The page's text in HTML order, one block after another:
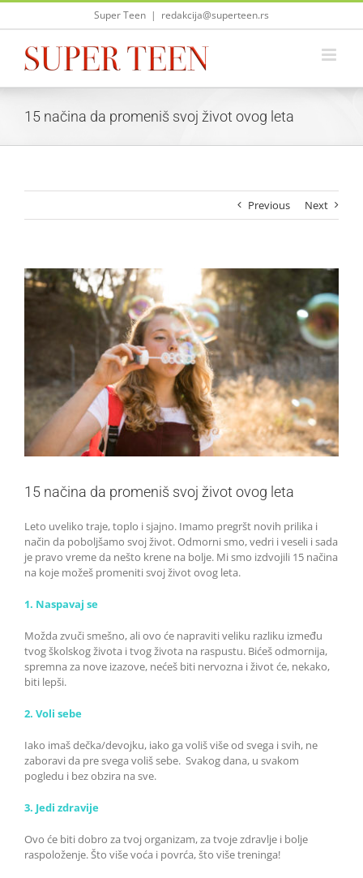
Skip
Super Teen | redakcija@superteen.rs
15 načina da promeniš svoj život ovog leta
Previous Next
View
Larger
15 načina da promeniš svoj život ovog leta
Leto uveliko traje, toplo i sjajno. Imamo pregršt novih prilika i
način da poboljšamo svoj život. Odmorni smo, vedri i veseli i sada
je pravo vreme da nešto krene na bolje. Mi smo izdvojili 15 načina
na koje možeš promeniti svoj život ovog leta.
1. Naspavaj se
Možda zvuči smešno, ali ovo će napraviti veliku razliku između
tvog školskog života i tvog života na raspustu. Bićeš odmornija,
spremna za nove izazove, nećeš biti nervozna i život će, nekako,
biti lepši.
2. Voli sebe
Iako imaš dečka/devojku, iako ga voliš više od svega i svih, ne
zaboravi da pre svega voliš sebe. Svakog dana, u svakom
pogledu i bez obzira na sve.
3. Jedi zdravije
Ovo će biti dobro za tvoj organizam, za tvoje zdravlje i bolje
raspoloženje. Što više voća i povrća, što više treninga!